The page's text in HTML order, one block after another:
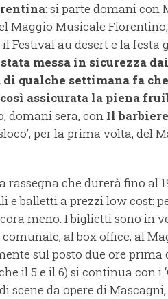
: si parte domani con
Maggio Musicale
Festival au desert e la festa
messa in sicurezza
di qualche settimana fa
assicurata la piena
domani sera, con Il
per la prima volta, del
rassegna che durerà fino al
e balletti a prezzi low cost:
meno. I biglietti sono in
al box office, al
sul posto due ore prima
il 5 e il 6) si continua con i
scene da opere di